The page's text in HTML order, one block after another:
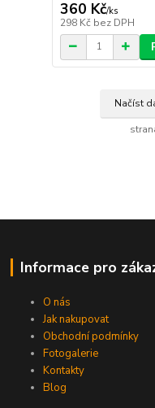
360 Kč/ks
298 Kč bez DPH
Načíst
Informace pro
O nás
Jak nakupovat
Obchodní podmínky
Fotogalerie
Kontakty
Blog